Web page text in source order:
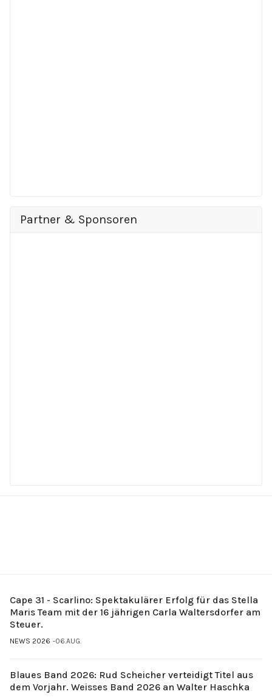
Partner & Sponsoren
Cape 31 - Scarlino: Spektakulärer Erfolg für das Stella
Maris Team mit der 16 jährigen Carla Waltersdorfer am
Steuer.
NEWS 2026 06.AUG.
Blaues Band 2026: Rud Scheicher verteidigt Titel aus
dem Vorjahr. Weisses Band 2026 an Walter Haschka